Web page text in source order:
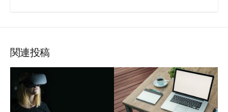
関連投稿